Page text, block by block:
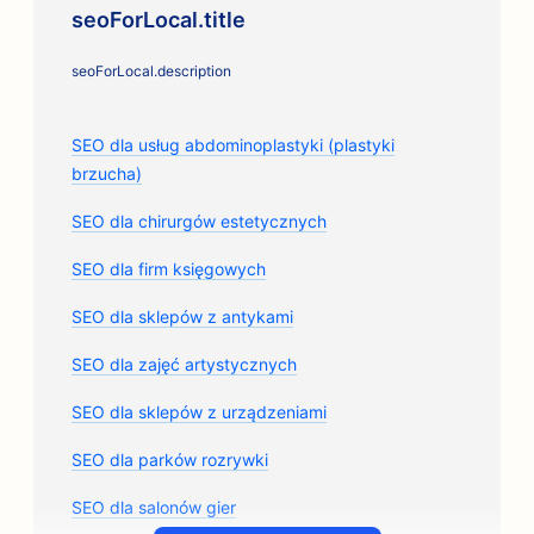
seoForLocal.title
seoForLocal.description
SEO dla usług abdominoplastyki (plastyki
brzucha)
SEO dla chirurgów estetycznych
SEO dla firm księgowych
SEO dla sklepów z antykami
SEO dla zajęć artystycznych
SEO dla sklepów z urządzeniami
SEO dla parków rozrywki
SEO dla salonów gier